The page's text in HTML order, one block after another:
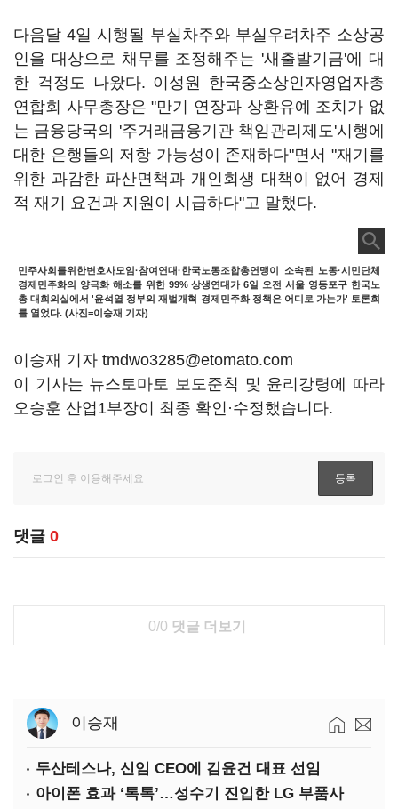
다음달 4일 시행될 부실차주와 부실우려차주 소상공
인을 대상으로 채무를 조정해주는 '새출발기금'에 대
한 걱정도 나왔다. 이성원 한국중소상인자영업자총
연합회 사무총장은 "만기 연장과 상환유예 조치가 없
는 금융당국의 '주거래금융기관 책임관리제도'시행에
대한 은행들의 저항 가능성이 존재하다"면서 "재기를
위한 과감한 파산면책과 개인회생 대책이 없어 경제
적 재기 요건과 지원이 시급하다"고 말했다.
민주사회를위한변호사모임·참여연대·한국노동조합총연맹이 소속된 노동·시민단체
경제민주화의 양극화 해소를 위한 99% 상생연대가 6일 오전 서울 영등포구 한국노
총 대회의실에서 '윤석열 정부의 재벌개혁 경제민주화 정책은 어디로 가는가' 토론회
를 열었다. (사진=이승재 기자)
이승재 기자 tmdwo3285@etomato.com
이 기사는 뉴스토마토 보도준칙 및 윤리강령에 따라
오승훈 산업1부장이 최종 확인·수정했습니다.
댓글 0
0/0 댓글 더보기
이승재
두산테스나, 신임 CEO에 김윤건 대표 선임
아이폰 효과 ‘톡톡’…성수기 진입한 LG 부품사